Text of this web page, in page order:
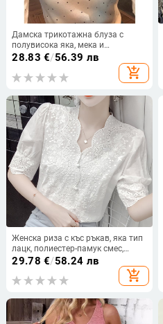
Дамска трикотажна блуза с
полувисока яка, мека и
женствена, рюшообразен кант и
точкова шарка, есенно‑зимна,
универсална и елегантна
28.83 €/56.39 лв
add_shopping_cart
Женска риза с къс ръкав, яка тип
лацк, полиестер-памук смес,
едноцветен модел, свободна
29.78 €/58.24 лв
add_shopping_cart